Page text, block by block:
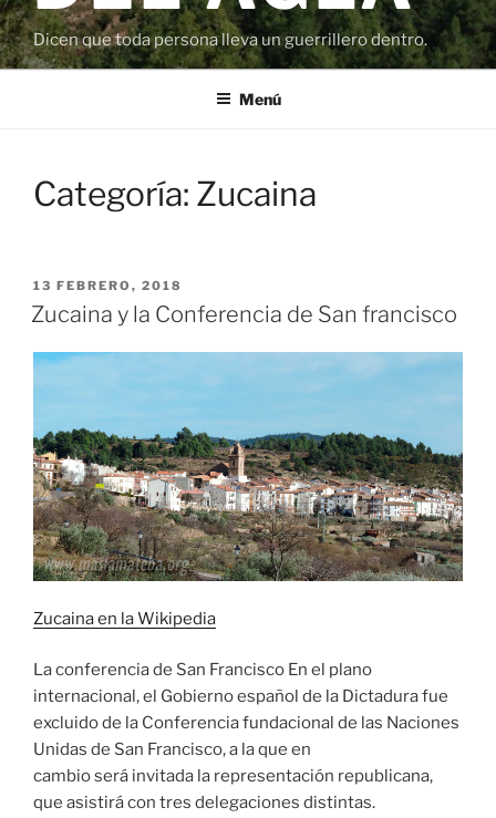
Dicen que toda persona lleva un guerrillero dentro.
Menú
Categoría: Zucaina
PUBLICADO
EL
13 FEBRERO, 2018
Zucaina y la Conferencia de San francisco
Zucaina en la Wikipedia
La conferencia de San Francisco En el plano
internacional, el Gobierno español de la Dictadura fue
excluido de la Conferencia fundacional de las Naciones
Unidas de San Francisco, a la que en
cambio será invitada la representación republicana,
que asistirá con tres delegaciones distintas.